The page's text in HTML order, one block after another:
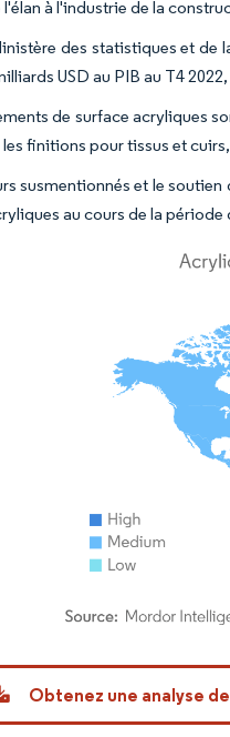
à l'industrie de la
des statistiques et
USD au PIB au T4
de surface acryliques
finitions pour tissus et
susmentionnés et le
au cours de la période
Intelligence. La réutilisation nécessite
Obtenez une analyse